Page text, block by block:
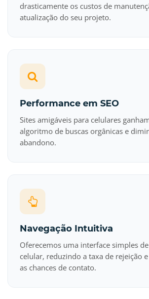
drasticamente os custos de
atualização do seu projeto.
Performance em SEO
Sites amigáveis para celulares
algoritmo de buscas orgânicas e
abandono.
Navegação Intuitiva
Oferecemos uma interface simples
celular, reduzindo a taxa de rejeição
as chances de contato.